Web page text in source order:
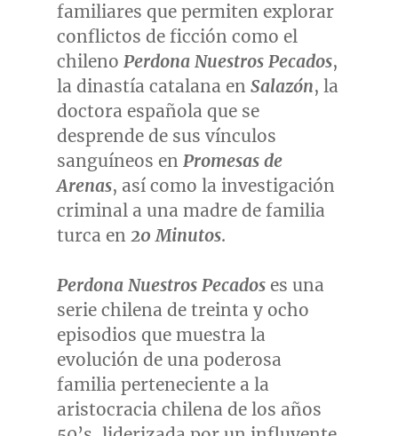
familiares que permiten explorar
conflictos de ficción como el
chileno Perdona Nuestros Pecados,
la dinastía catalana en Salazón, la
doctora española que se
desprende de sus vínculos
sanguíneos en Promesas de
Arenas, así como la investigación
criminal a una madre de familia
turca en 20 Minutos.
Perdona Nuestros Pecados es una
serie chilena de treinta y ocho
episodios que muestra la
evolución de una poderosa
familia perteneciente a la
aristocracia chilena de los años